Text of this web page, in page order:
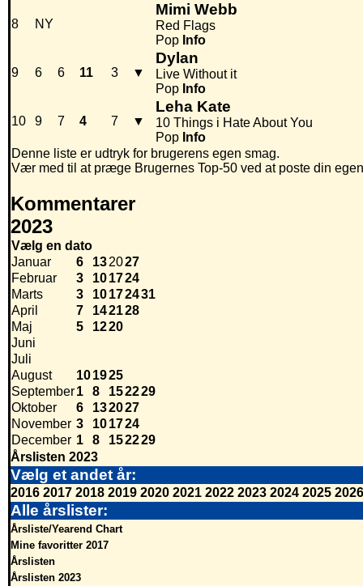
8 NY
Mimi Webb
Red Flags
Pop Info
9 6 6 11 3 ▼
Dylan
Live Without it
Pop Info
10 9 7 4 7 ▼
Leha Kate
10 Things i Hate About You
Pop Info
Denne liste er udtryk for brugerens egen smag.
Vær med til at præge Brugernes Top-50 ved at poste din
Kommentarer
2023
Vælg en dato
Januar
6 132027
Februar
3 101724
Marts
3 10172431
April
7 142128
Maj
5 1220
Juni
Juli
August
101925
September1 8 152229
Oktober
6 132027
November 3 101724
December 1 8 152229
Årslisten 2023
Vælg et andet år:
2016 2017 2018 2019 2020 2021 2022 2023 2024 2025 2026
Alle årslister:
Årsliste/Yearend Chart
Mine favoritter 2017
Årslisten
Årslisten 2023